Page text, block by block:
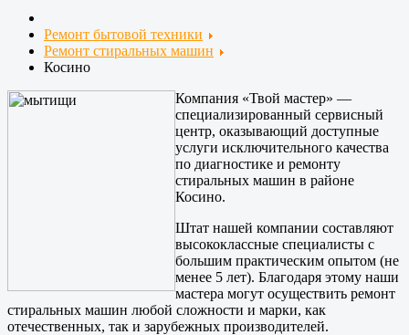
Ремонт бытовой техники
Ремонт стиральных машин
Косино
Компания «Твой мастер» —
специализированный сервисный
центр, оказывающий доступные
услуги исключительного качества
по диагностике и ремонту
стиральных машин в районе
Косино.
Штат нашей компании составляют
высококлассные специалисты с
большим практическим опытом (не
менее 5 лет). Благодаря этому наши
мастера могут осуществить ремонт
стиральных машин любой сложности и марки, как
отечественных, так и зарубежных производителей.